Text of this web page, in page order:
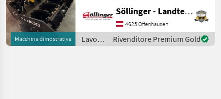
Macchina dimostrativa
Tiefeneinstellung + 56cm
Scheibendurchmesser +
Beruhigungsstriegel +
Dachringwalze mit Zwisch
Söllinger - Landtechnik GmbH
4625 Offenhausen
Lavorazione
terreno
Rivenditore Premium Gold